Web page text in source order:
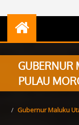
GUBERNUR
PULAU
Gubernur Maluku